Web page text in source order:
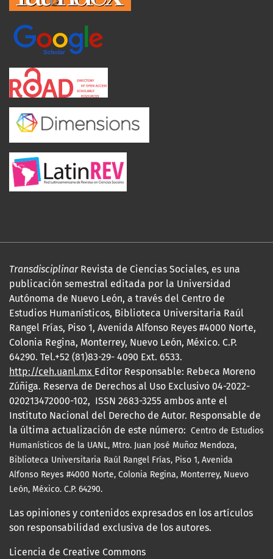
TransdisciplinarRevista de Ciencias Sociales, es una
publicación semestral editada por la Universidad
Autónoma de Nuevo León, a través del Centro de
Estudios Humanísticos, Biblioteca Universitaria Raúl
Rangel Frías, Piso 1, Avenida Alfonso Reyes #4000 Norte,
Colonia Regina, Monterrey, Nuevo León, México. C.P.
64290. Tel.+52 (81)83-29- 4090 Ext. 6533.
http://ceh.uanl.mx Editor Responsable: Rebeca Moreno
Zúñiga. Reserva de Derechos al Uso Exclusivo 04-2022-
020213472000-102, ISSN 2683-3255 ambos ante el
Instituto Nacional del Derecho de Autor. Responsable de
la última actualización de este número: Centro de Estudios
Humanísticos de la UANL, Mtro. Juan José Muñoz Mendoza,
Biblioteca Universitaria Raúl Rangel Frías, Piso 1, Avenida
Alfonso Reyes #4000 Norte, Colonia Regina, Monterrey, Nuevo
León, México. C.P. 64290.
Las opiniones y contenidos expresados en los artículos
son responsabilidad exclusiva de los autores.
Licencia de Creative Commons